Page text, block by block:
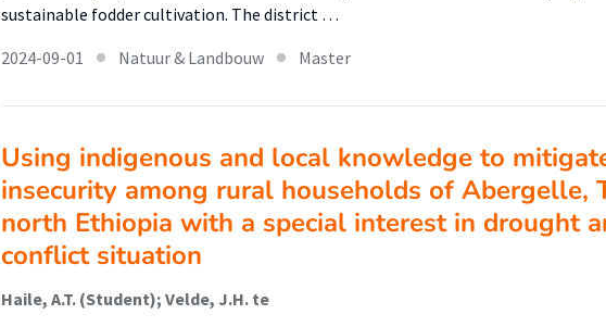
sustainable fodder cultivation. The district …
2024-09-01
Natuur & Landbouw Master
Using indigenous and local knowledge to
insecurity among rural households of Abergelle,
north Ethiopia with a special interest in drought
conflict situation
Haile, A.T. (Student); Velde, J.H. te